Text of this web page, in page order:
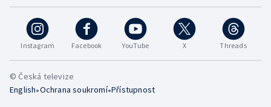
Instagram Facebook YouTube X Threads
© Česká televize
English•Ochrana soukromí•Přístupnost